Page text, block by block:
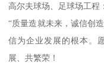
高尔夫球场、足球场工程
“质量造就未来，诚信创
信为企业发展的根本。
展、共繁荣！